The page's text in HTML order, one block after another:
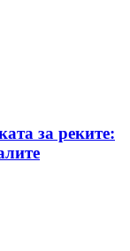
за реките: